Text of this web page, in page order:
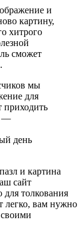
и
картину,
хитрого
сможет
мы
для
приходить
—
день
и картина
сайт
толкования
легко, вам нужно